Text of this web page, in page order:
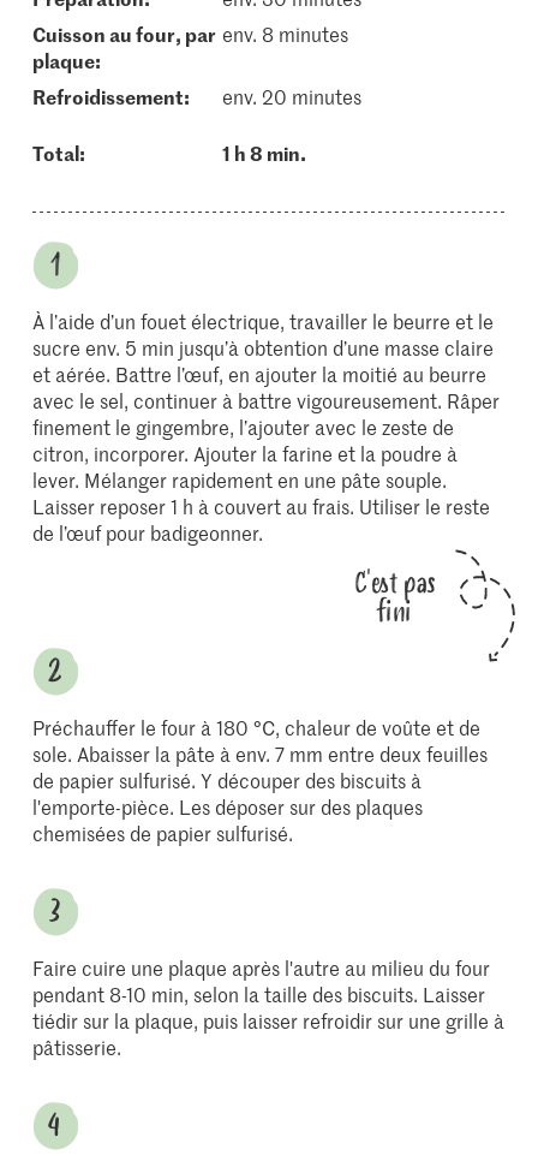
cuisson au four, par
plaque:
env. 8 minutes
refroidissement: env. 20 minutes
Total: 1 h 8 min.
À l’aide d’un fouet électrique, travailler le beurre et le
sucre env. 5 min jusqu’à obtention d’une masse claire
et aérée. Battre l’œuf, en ajouter la moitié au beurre
avec le sel, continuer à battre vigoureusement. Râper
finement le gingembre, l’ajouter avec le zeste de
citron, incorporer. Ajouter la farine et la poudre à
lever. Mélanger rapidement en une pâte souple.
Laisser reposer 1 h à couvert au frais. Utiliser le reste
de l’œuf pour badigeonner.
C'est pas
fini
Préchauffer le four à 180 °C, chaleur de voûte et de
sole. Abaisser la pâte à env. 7 mm entre deux feuilles
de papier sulfurisé. Y découper des biscuits à
l'emporte-pièce. Les déposer sur des plaques
chemisées de papier sulfurisé.
Faire cuire une plaque après l'autre au milieu du four
pendant 8-10 min, selon la taille des biscuits. Laisser
tiédir sur la plaque, puis laisser refroidir sur une grille à
pâtisserie.